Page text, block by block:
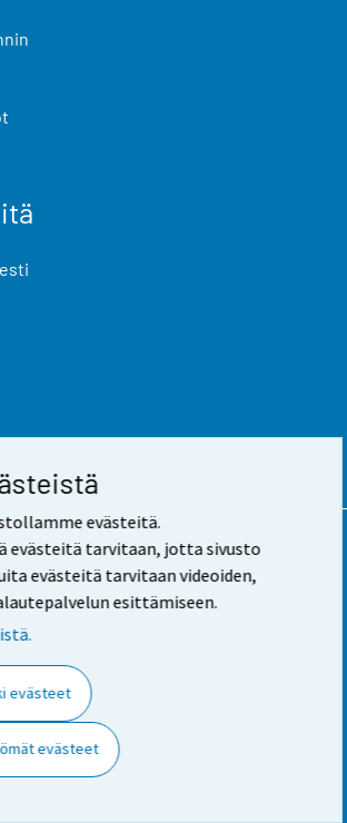
evästeitä.
evästeitä tarvitaan, jotta sivusto
evästeitä tarvitaan videoiden,
esittämiseen.
evästeet
evästeet